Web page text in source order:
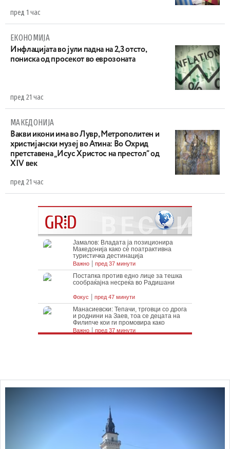
пред 1 час
ЕКОНОМИЈА
Инфлацијата во јули падна на 2,3 отсто,
пониска од просекот во еврозоната
пред 21 час
МАКЕДОНИЈА
Вакви икони има во Лувр, Метрополитен и
христијански музеј во Атина: Во Охрид
претставена „Исус Христос на престол“ од
XIV век
пред 21 час